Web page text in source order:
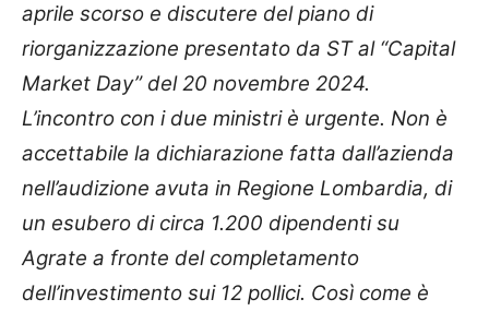
aprile scorso e discutere del piano di
riorganizzazione presentato da ST al “Capital
Market Day” del 20 novembre 2024.
L’incontro con i due ministri è urgente. Non è
accettabile la dichiarazione fatta dall’azienda
nell’audizione avuta in Regione Lombardia, di
un esubero di circa 1.200 dipendenti su
Agrate a fronte del completamento
dell’investimento sui 12 pollici. Così come è